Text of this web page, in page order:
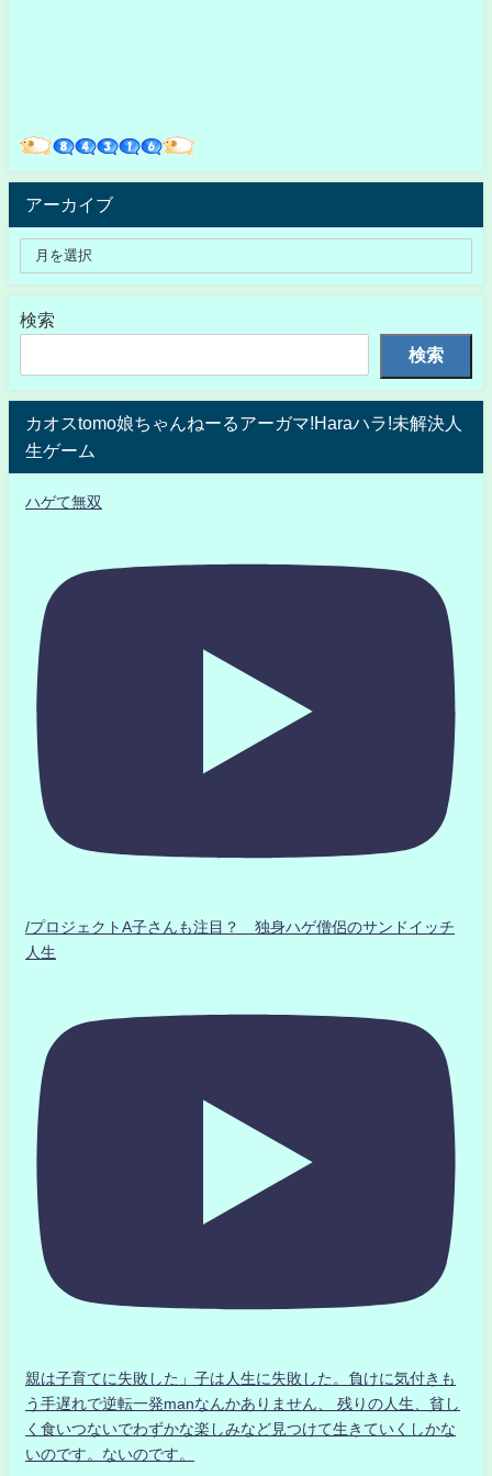
アーカイブ
検索
検索
カオスtomo娘ちゃんねーるアーガマ!Haraハラ!未解決人
生ゲーム
ハゲて無双
/プロジェクトA子さんも注目？ 独身ハゲ僧侶のサンドイッチ
人生
親は子育てに失敗した」子は人生に失敗した。負けに気付きも
う手遅れで逆転一発manなんかありません、 残りの人生、貧し
く食いつないでわずかな楽しみなど見つけて生きていくしかな
いのです。ないのです。